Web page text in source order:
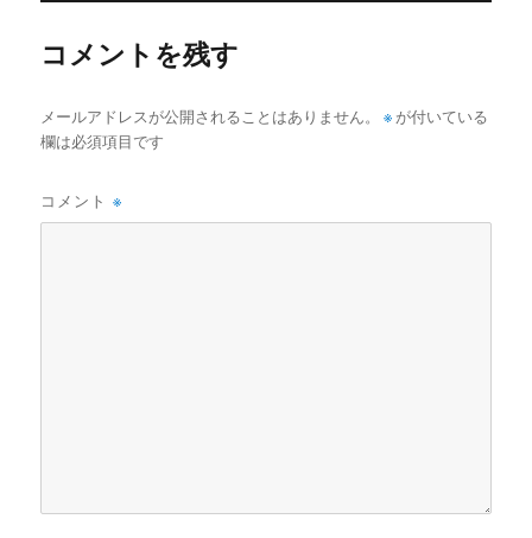
コメントを残す
メールアドレスが公開されることはありません。 ※ が付いている
欄は必須項目です
コメント※